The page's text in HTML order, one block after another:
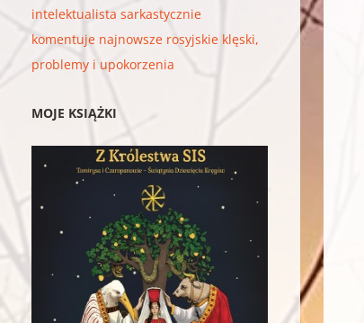
intelektualista sarkastycznie
komentuje najnowsze rosyjskie klęski,
problemy i upokorzenia
MOJE KSIĄŻKI